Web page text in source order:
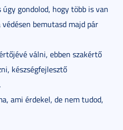
gondolod, hogy több is van
bemutasd majd pár
válni, ebben szakértő
készségfejlesztő
ami érdekel, de nem tudod,